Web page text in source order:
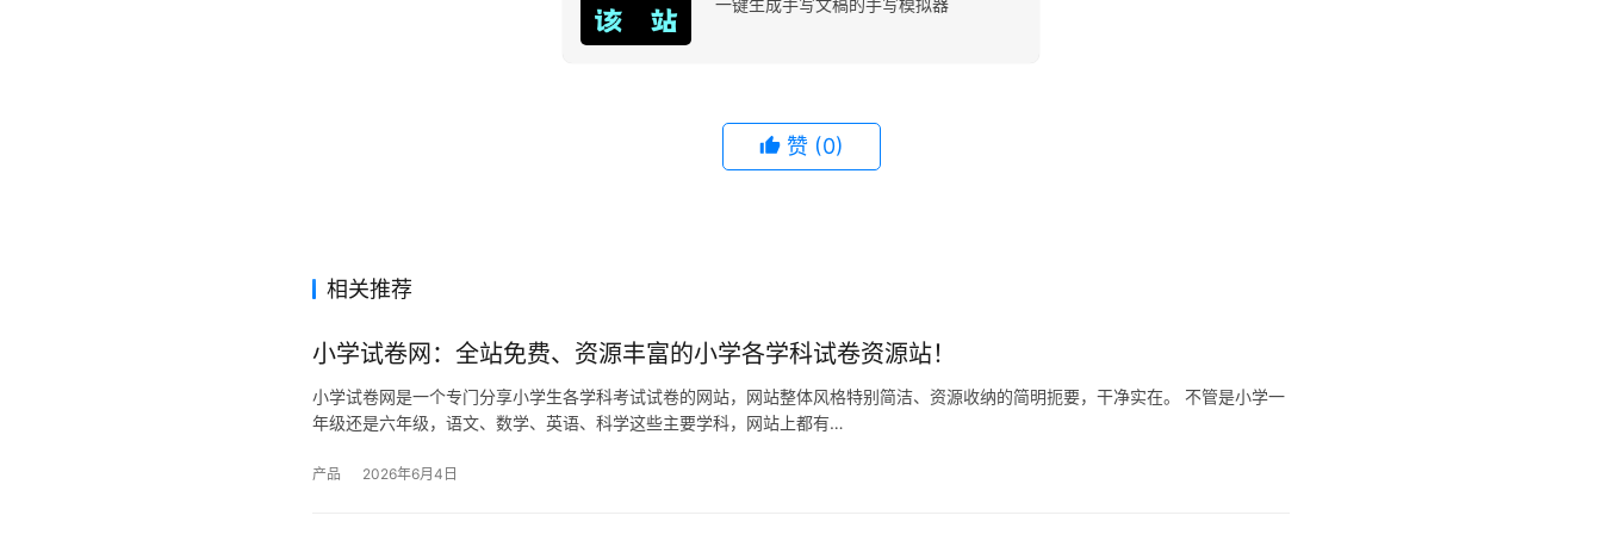
一键生成手写文稿的手写模拟器
赞 (0)
相关推荐
小学试卷网：全站免费、资源丰富的小学各学科试卷资源站！
小学试卷网是一个专门分享小学生各学科考试试卷的网站，网站整体风格特别简洁、资源收纳的简明扼要，干净实在。 不管是小学一
年级还是六年级，语文、数学、英语、科学这些主要学科，网站上都有…
产品 2026年6月4日